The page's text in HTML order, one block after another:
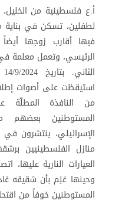
لطفلين، تسكن في
فيها أقارب زوجها
الرئيسي، وتعمل
استيقظت على أصوات
من النافذة
المستوطنين بعضهم
الإسرائيلي، ينتشرون في
منازل الفلسطينيين
العيارات النارية
وحينها عَلِم بأن شقيقه
المستوطنين خوفاً من